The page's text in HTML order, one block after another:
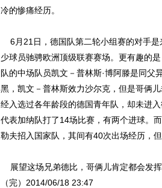
冷的惨痛经历。
6月21日，德国队第二轮小组赛的对手是
少球员驰骋欧洲顶级联赛赛场。更有趣的
队的中场队员凯文－普林斯·博阿滕是同父
黑，凯文－普林斯效力沙尔克，但是哥俩
经入选过各年龄段的德国青年队，却未进
代表加纳队打了14场比赛，有两个进球。
勒夫招入国家队，其间有40次出场经历，
展望这场兄弟德比，哥俩儿肯定都会发
（完）2014/06/18 23:47